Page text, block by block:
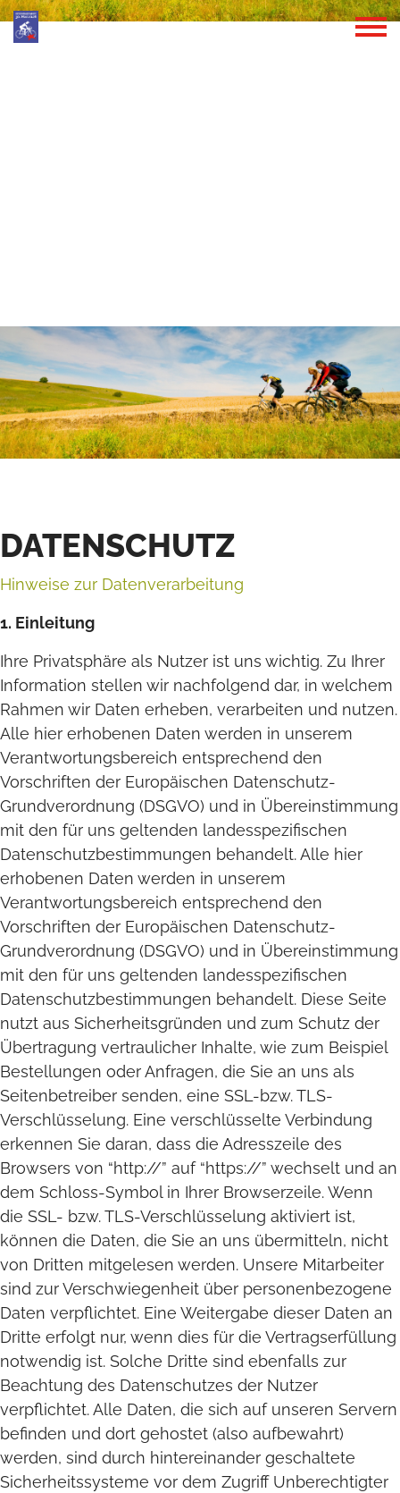
DATENSCHUTZ
Hinweise zur Datenverarbeitung
1. Einleitung
Ihre Privatsphäre als Nutzer ist uns wichtig. Zu Ihrer
Information stellen wir nachfolgend dar, in welchem
Rahmen wir Daten erheben, verarbeiten und nutzen.
Alle hier erhobenen Daten werden in unserem
Verantwortungsbereich entsprechend den
Vorschriften der Europäischen Datenschutz-
Grundverordnung (DSGVO) und in Übereinstimmung
mit den für uns geltenden landesspezifischen
Datenschutzbestimmungen behandelt. Alle hier
erhobenen Daten werden in unserem
Verantwortungsbereich entsprechend den
Vorschriften der Europäischen Datenschutz-
Grundverordnung (DSGVO) und in Übereinstimmung
mit den für uns geltenden landesspezifischen
Datenschutzbestimmungen behandelt. Diese Seite
nutzt aus Sicherheitsgründen und zum Schutz der
Übertragung vertraulicher Inhalte, wie zum Beispiel
Bestellungen oder Anfragen, die Sie an uns als
Seitenbetreiber senden, eine SSL-bzw. TLS-
Verschlüsselung. Eine verschlüsselte Verbindung
erkennen Sie daran, dass die Adresszeile des
Browsers von “http://” auf “https://” wechselt und an
dem Schloss-Symbol in Ihrer Browserzeile. Wenn
die SSL- bzw. TLS-Verschlüsselung aktiviert ist,
können die Daten, die Sie an uns übermitteln, nicht
von Dritten mitgelesen werden. Unsere Mitarbeiter
sind zur Verschwiegenheit über personenbezogene
Daten verpflichtet. Eine Weitergabe dieser Daten an
Dritte erfolgt nur, wenn dies für die Vertragserfüllung
notwendig ist. Solche Dritte sind ebenfalls zur
Beachtung des Datenschutzes der Nutzer
verpflichtet. Alle Daten, die sich auf unseren Servern
befinden und dort gehostet (also aufbewahrt)
werden, sind durch hintereinander geschaltete
Sicherheitssysteme vor dem Zugriff Unberechtigter